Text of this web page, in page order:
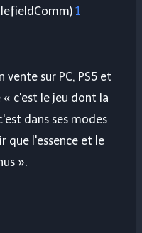
1
sur PC, PS5 et
« c'est le jeu dont la
dans ses modes
que l'essence et le
».